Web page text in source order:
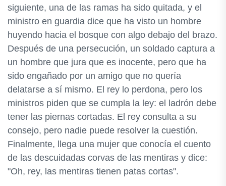
siguiente, una de las ramas ha sido quitada, y el
ministro en guardia dice que ha visto un hombre
huyendo hacia el bosque con algo debajo del brazo.
Después de una persecución, un soldado captura a
un hombre que jura que es inocente, pero que ha
sido engañado por un amigo que no quería
delatarse a sí mismo. El rey lo perdona, pero los
ministros piden que se cumpla la ley: el ladrón debe
tener las piernas cortadas. El rey consulta a su
consejo, pero nadie puede resolver la cuestión.
Finalmente, llega una mujer que conocía el cuento
de las descuidadas corvas de las mentiras y dice:
"Oh, rey, las mentiras tienen patas cortas".